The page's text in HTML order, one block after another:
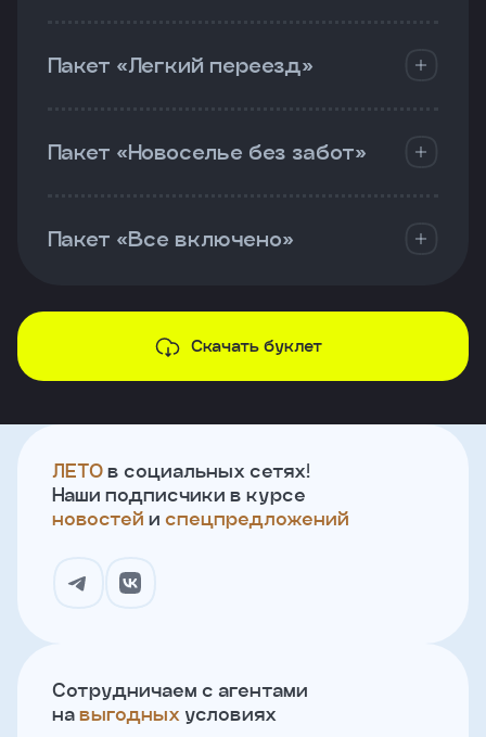
Пакет «Легкий переезд»
Пакет «Новоселье без забот»
Пакет «Все включено»
Скачать буклет
ЛЕТО в социальных сетях!
Наши подписчики в курсе
новостей и спецпредложений
Сотрудничаем с агентами
на выгодных условиях